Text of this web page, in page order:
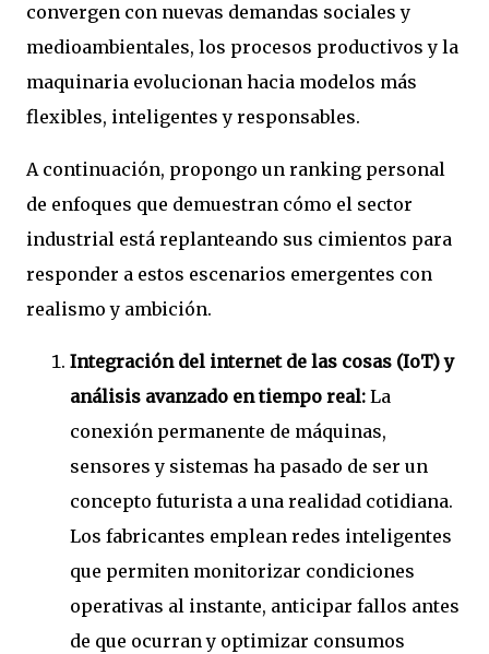
convergen con nuevas demandas sociales y
medioambientales, los procesos productivos y la
maquinaria evolucionan hacia modelos más
flexibles, inteligentes y responsables.
A continuación, propongo un ranking personal
de enfoques que demuestran cómo el sector
industrial está replanteando sus cimientos para
responder a estos escenarios emergentes con
realismo y ambición.
Integración del internet de las cosas (IoT) y
análisis avanzado en tiempo real: La
conexión permanente de máquinas,
sensores y sistemas ha pasado de ser un
concepto futurista a una realidad cotidiana.
Los fabricantes emplean redes inteligentes
que permiten monitorizar condiciones
operativas al instante, anticipar fallos antes
de que ocurran y optimizar consumos